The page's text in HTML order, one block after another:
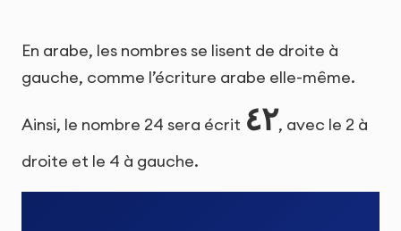
En arabe, les nombres se lisent de droite à
gauche, comme l’écriture arabe elle-même.
Ainsi, le nombre 24 sera écrit ٢٤, avec le 2 à
droite et le 4 à gauche.